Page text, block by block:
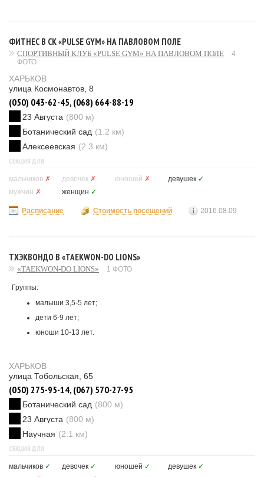
ФИТНЕС В СК «PULSE GYM» НА ПАВЛОВОМ ПОЛЕ
СПОРТИВНЫЙ КЛУБ «PULSE GYM» НА ПАВЛОВОМ ПОЛЕ
4
ФОТО
ХАРЬКОВ
улица Космонавтов, 8
(050) 043-62-45, (068) 664-88-19
23 Августа (800 м)
Ботанический сад (1.2 км)
Алексеевская (2.3 км)
СЕКЦИЯ ДЛЯ
мальчиков ✗ девочек ✗ юношей ✗ девушек ✓
мужчин ✗ женщин ✓
Расписание Стоимость посещений 2016.08.09
ТХЭКВОНДО В «TAEKWON-DO LIONS»
«TAEKWON-DO LIONS» 1 ФОТО
Группы:
малыши 3,5-5 лет;
дети 6-9 лет;
юноши 10-13 лет.
ХАРЬКОВ
улица Тобольская, 65
(050) 275-95-14, (067) 570-27-95
Ботанический сад (800 м)
23 Августа (800 м)
Научная (2.1 км)
СЕКЦИЯ ДЛЯ
мальчиков ✓ девочек ✓ юношей ✓ девушек ✓